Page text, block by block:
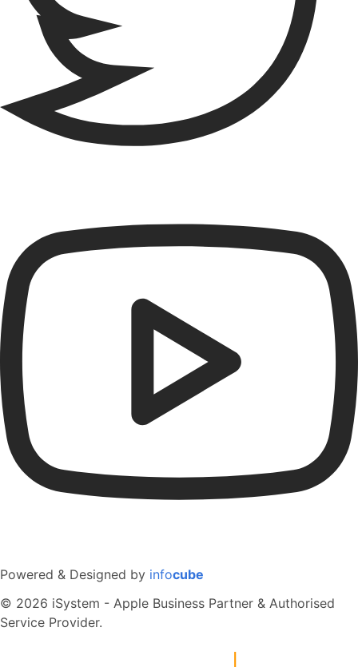
Powered & Designed by infocube
© 2026 iSystem - Apple Business Partner & Authorised
Service Provider.